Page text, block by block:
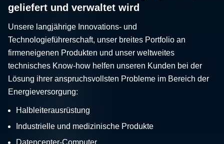
geliefert und verwaltet wird
Unsere langjährige Innovations- und
Technologieführerschaft, unser breites Portfolio an
firmeneigenen Produkten und unser weltweites
technisches Know-how helfen unseren Kunden bei der
Lösung ihrer anspruchsvollsten Probleme im Bereich der
Energieversorgung:
Halbleiterausrüstung
Industrielle und medizinische Produkte
Datencenter-Computer